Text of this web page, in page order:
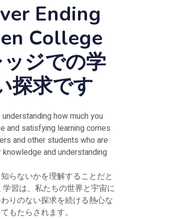
Ending
College
ジでの学
探求です
how much you
and satisfying learning comes
and other students who are
and understanding
らないかを理解することだと
習は、私たちの世界と宇宙に
りのない探求を続ける熱心な
もたらされます。